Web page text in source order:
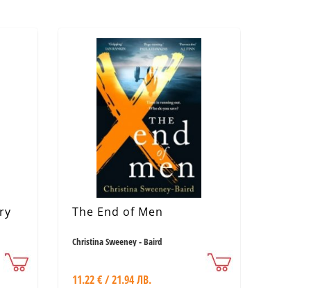
The End of Men
Christina Sweeney - Baird
11.22 € / 21.94 ЛВ.